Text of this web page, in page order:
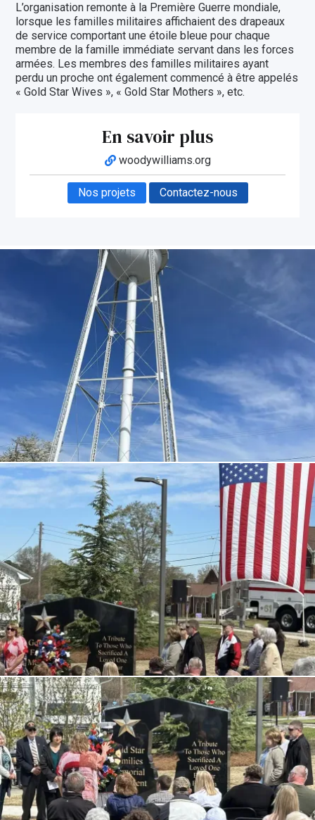
L’organisation remonte à la Première Guerre mondiale,
lorsque les familles militaires affichaient des drapeaux
de service comportant une étoile bleue pour chaque
membre de la famille immédiate servant dans les forces
armées. Les membres des familles militaires ayant
perdu un proche ont également commencé à être appelés
« Gold Star Wives », « Gold Star Mothers », etc.
En savoir plus
woodywilliams.org
Nos projets Contactez-nous